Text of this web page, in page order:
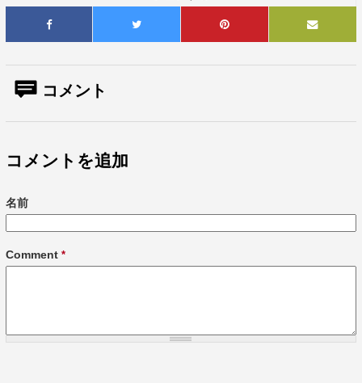
コメント
コメントを追加
名前
Comment *